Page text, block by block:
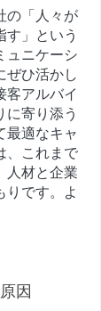
の「人々が
す」という
ュニケーシ
ぜひ活かし
客アルバイ
に寄り添う
最適なキャ
、これまで
人材と企業
りです。よ
因